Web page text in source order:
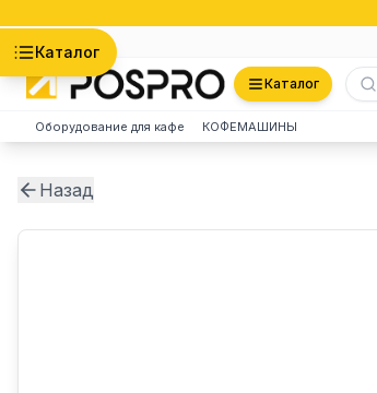
Каталог
Каталог
Оборудование для кафе КОФЕМАШИНЫ
Назад